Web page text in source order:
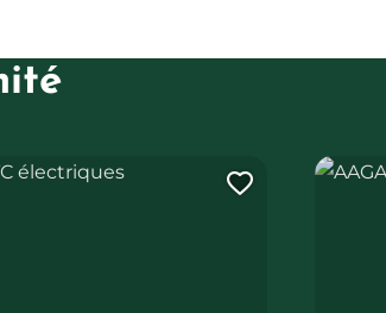
au carnet de voyage ?
Ajouter
AAGAC